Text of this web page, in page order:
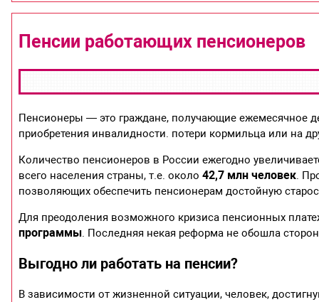
Пенсии работающих пенсионеров
Пенсионеры — это граждане, получающие ежемесячное
приобретения инвалидности. потери кормильца или на
Количество пенсионеров в России ежегодно
всего населения страны, т.е. около42,7 млн человек.
позволяющих обеспечить пенсионерам достойную
Для преодоления возможного кризиса пенсионных
программы. Последняя некая реформа не обошла
Выгодно ли работать на пенсии?
В зависимости от жизненной ситуации, человек,